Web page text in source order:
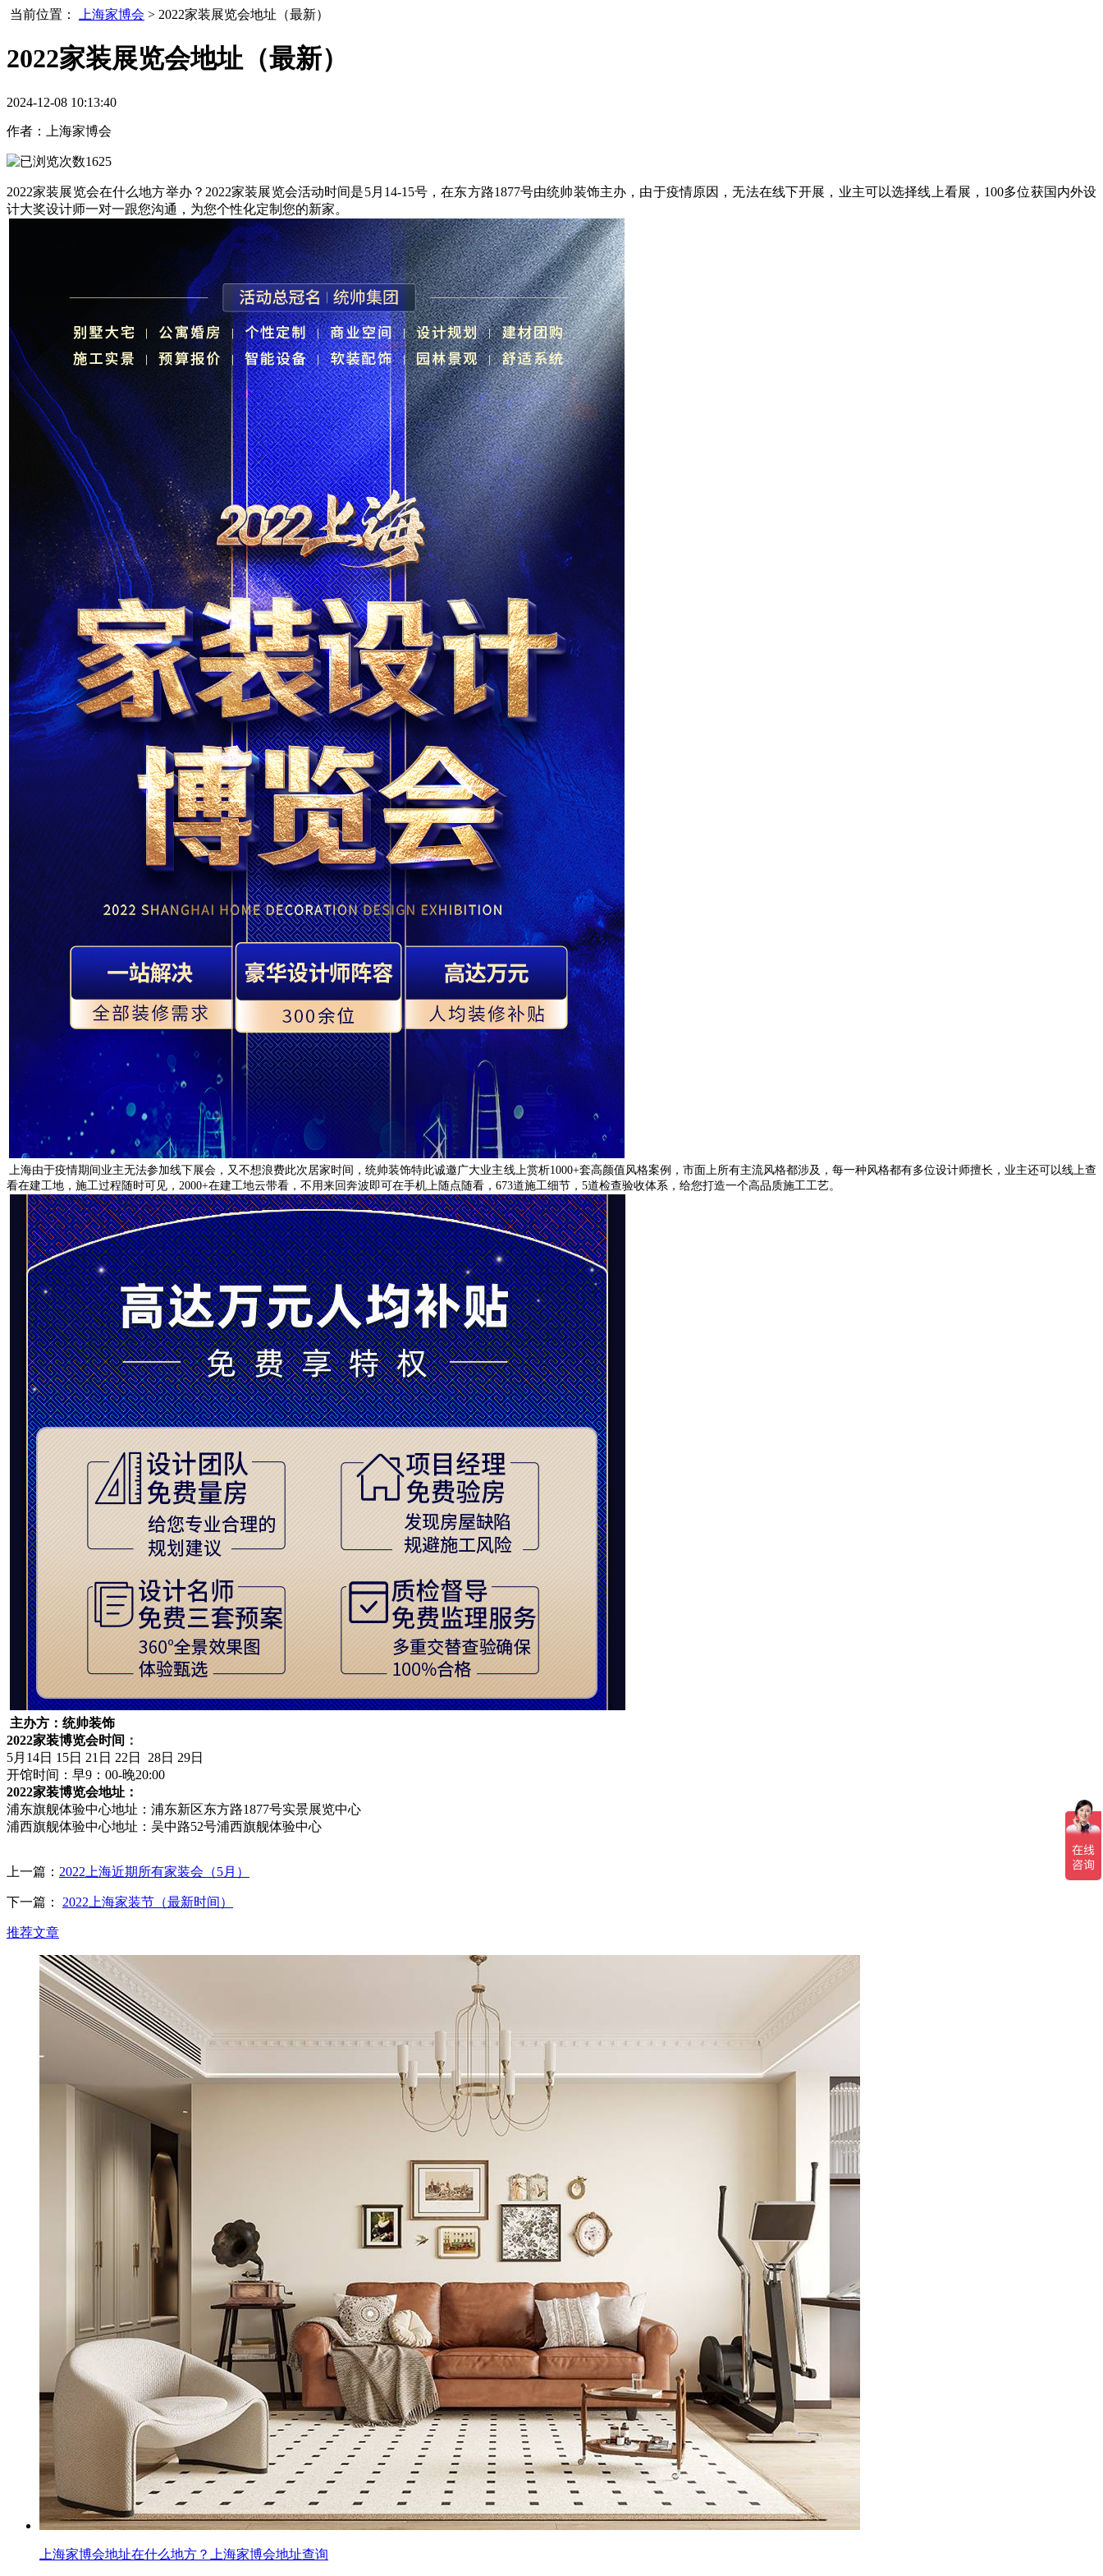
当前位置： 上海家博会 > 2022家装展览会地址（最新）
2022家装展览会地址（最新）
2024-12-08 10:13:40
作者： 上海家博会
1625
2022家装展览会在什么地方举办？2022家装展览会活动时间是5月 14-15号 ，在东方路1877号由统帅装饰主办 ， 由于疫情原因 ，无法在线下开展 ， 业主可以选择线上看展 ， 100多位获国内外设
计大奖设计师一对一跟您沟通 ， 为您个性化定制您的新家。
上海由于疫情期间业主无法参加线下展会 ， 又不想浪费此次居家时间 ，统帅装饰特此诚邀广大业主线上赏析1000+套高颜值风格案例 ， 市面上所有主流风格都涉及 ， 每一种风格都有多位设计师擅长 ， 业主还可以线上查
看在建工地 ， 施工过程随时可见 ，2000+在建工地云带看 ， 不用来回奔波即可在手机上随点随看 ，673道施工细节 ，5道检查验收体系 ， 给您打造一个高品质施工工艺。
主办方：统帅装饰
2022家装博览会时间 ：
5月 14日 15日 21日 22日 28日 29日
开馆时间：早9：00-晚20:00
2022家装博览会地址：
浦东旗舰体验中心地址：浦东新区东方路1877号实景展览中心
浦西旗舰体验中心地址：吴中路52号浦西旗舰体验中心
上一篇： 2022上海近期所有家装会（5月）
下一篇： 2022上海家装节（最新时间）
推荐文章
上海家博会地址在什么地方？上海家博会地址查询